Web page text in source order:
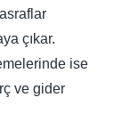
çıkar.
ise
ve gider